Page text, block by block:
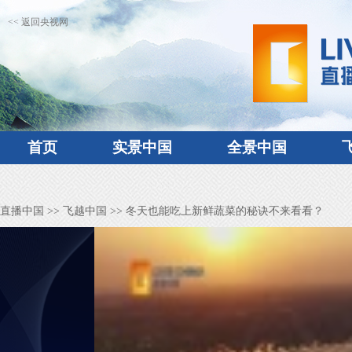
<< 返回央视网
首页 实景中国 全景中国
直播中国 >> 飞越中国 >> 冬天也能吃上新鲜蔬菜的秘诀不来看看？